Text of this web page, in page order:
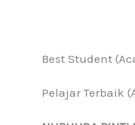
Best Student
Pelajar Terbaik